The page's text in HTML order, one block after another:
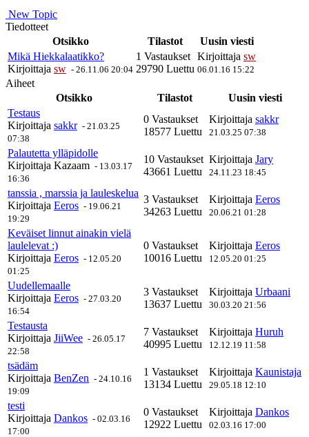
New Topic
Tiedotteet
Otsikko
Tilastot
Uusin viesti
Mikä Hiekkalaatikko?
Kirjoittaja sw - 26.11.06 20:04
1 Vastaukset
29790 Luettu
Kirjoittaja sw
06.01.16 15:22
Aiheet
Otsikko
Tilastot
Uusin viesti
Testaus
Kirjoittaja sakkr - 21.03.25
07:38
0 Vastaukset
18577 Luettu
Kirjoittaja sakkr
21.03.25 07:38
Palautetta ylläpidolle
Kirjoittaja Kazaam - 13.03.17
16:36
10 Vastaukset
43661 Luettu
Kirjoittaja Jary
24.11.23 18:45
tanssia , marssia ja lauleskelua
Kirjoittaja Eeros - 19.06.21
19:29
3 Vastaukset
34263 Luettu
Kirjoittaja Eeros
20.06.21 01:28
Keväiset linnut ainakin vielä
laulelevat :)
Kirjoittaja Eeros - 12.05.20
01:25
0 Vastaukset
10016 Luettu
Kirjoittaja Eeros
12.05.20 01:25
Uudellemaalle
Kirjoittaja Eeros - 27.03.20
16:54
3 Vastaukset
13637 Luettu
Kirjoittaja Urbaani
30.03.20 21:56
Testausta
Kirjoittaja JiiWee - 26.05.17
22:58
7 Vastaukset
40995 Luettu
Kirjoittaja Huruh
12.12.19 11:58
tsädäm
Kirjoittaja BenZen - 24.10.16
19:09
1 Vastaukset
13134 Luettu
Kirjoittaja Kaunistaja
29.05.18 12:10
testi
Kirjoittaja Dankos - 02.03.16
17:00
0 Vastaukset
12922 Luettu
Kirjoittaja Dankos
02.03.16 17:00